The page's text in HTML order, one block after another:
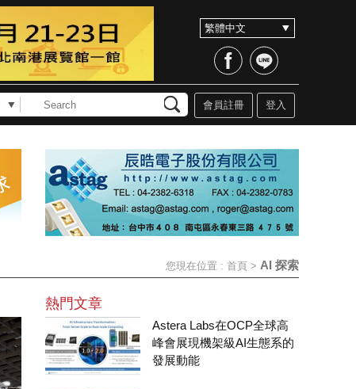
登入
會員註冊
您現在位置 : 首頁 > AI 探索
熱門文章
Astera Labs在OCP全球高
峰會展現機架級AI生態系的
發展動能